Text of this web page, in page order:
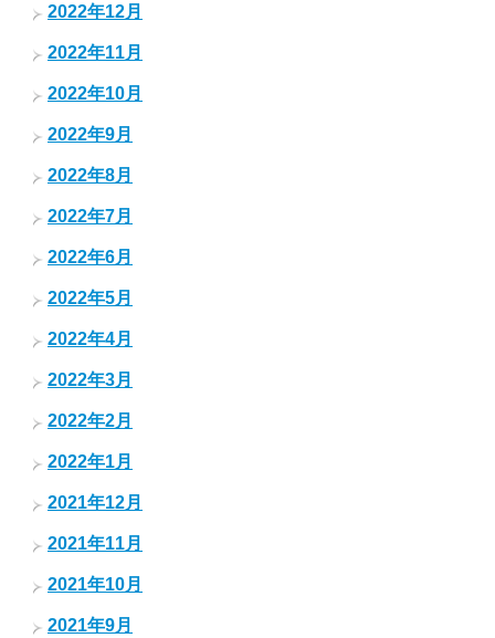
2022年12月
2022年11月
2022年10月
2022年9月
2022年8月
2022年7月
2022年6月
2022年5月
2022年4月
2022年3月
2022年2月
2022年1月
2021年12月
2021年11月
2021年10月
2021年9月